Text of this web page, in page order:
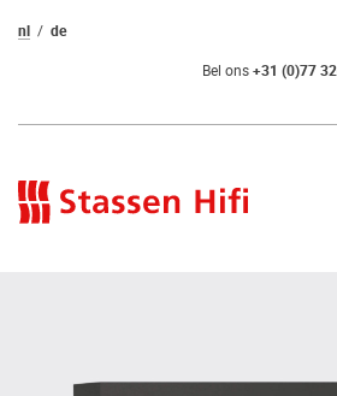
nl de
Bel ons+31 (0)77